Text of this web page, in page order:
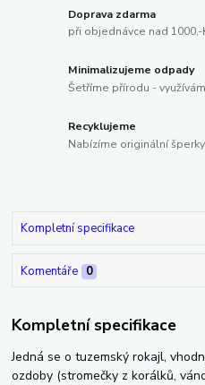
Doprava zdarma
při objednávce nad 1000,-
Minimalizujeme odpady
Šetříme přírodu -
Recyklujeme
Nabízíme originální
Kompletní specifikace
Komentáře 0
Kompletní specifikace
Jedná se o tuzemský rokajl,
ozdoby (stromečky z korálků,